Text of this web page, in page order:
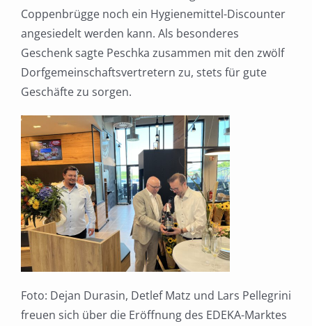
Coppenbrügge noch ein Hygienemittel-Discounter
angesiedelt werden kann. Als besonderes
Geschenk sagte Peschka zusammen mit den zwölf
Dorfgemeinschaftsvertretern zu, stets für gute
Geschäfte zu sorgen.
Foto: Dejan Durasin, Detlef Matz und Lars Pellegrini
freuen sich über die Eröffnung des EDEKA-Marktes